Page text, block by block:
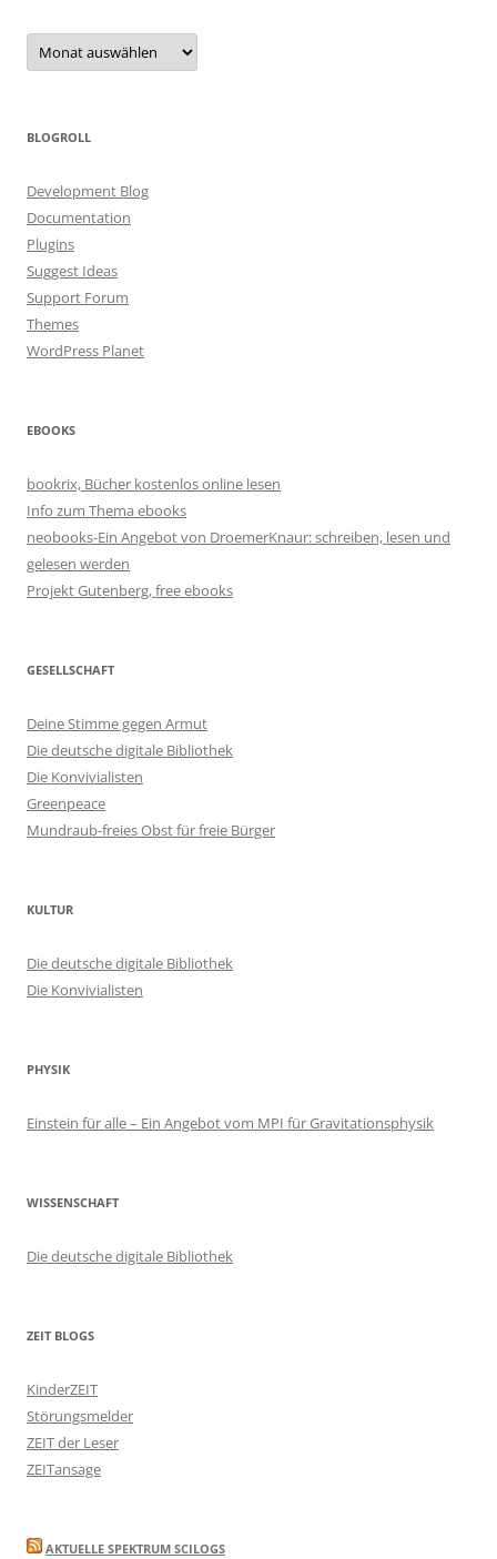
Archiv
BLOGROLL
Development Blog
Documentation
Plugins
Suggest Ideas
Support Forum
Themes
WordPress Planet
EBOOKS
bookrix, Bücher kostenlos online lesen
Info zum Thema ebooks
neobooks-Ein Angebot von DroemerKnaur: schreiben, lesen und
gelesen werden
Projekt Gutenberg, free ebooks
GESELLSCHAFT
Deine Stimme gegen Armut
Die deutsche digitale Bibliothek
Die Konvivialisten
Greenpeace
Mundraub-freies Obst für freie Bürger
KULTUR
Die deutsche digitale Bibliothek
Die Konvivialisten
PHYSIK
Einstein für alle – Ein Angebot vom MPI für Gravitationsphysik
WISSENSCHAFT
Die deutsche digitale Bibliothek
ZEIT BLOGS
KinderZEIT
Störungsmelder
ZEIT der Leser
ZEITansage
AKTUELLE SPEKTRUM SCILOGS